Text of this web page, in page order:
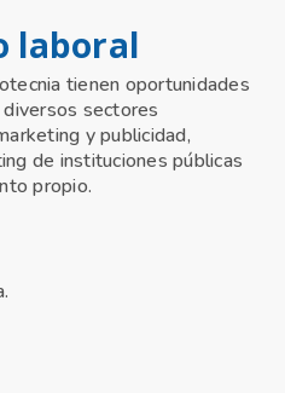
laboral
tienen oportunidades
sectores
y publicidad,
de instituciones públicas
propio.